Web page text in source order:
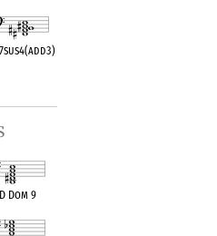
7sus4(add3)
D Dom 9